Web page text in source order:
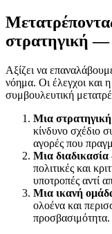
στρατηγική —
Αξίζει να
νόημα. Οι έλεγχοι και
συμβουλευτική
Μια στρατηγική
κίνδυνο σχέδιο
αγορές που
Μια διαδικασία
πολιτικές και
υποτροπές αντί
Μια ικανή
ολοένα και
προσβασιμότητα.